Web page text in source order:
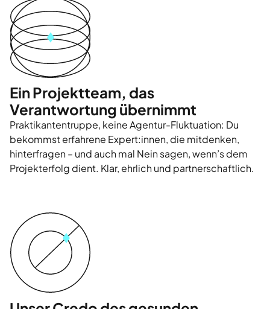
Ein Projektteam, das
Verantwortung übernimmt
Praktikantentruppe, keine Agentur-Fluktuation: Du
bekommst erfahrene Expert:innen, die mitdenken,
hinterfragen – und auch mal Nein sagen, wenn’s dem
Projekterfolg dient. Klar, ehrlich und partnerschaftlich.